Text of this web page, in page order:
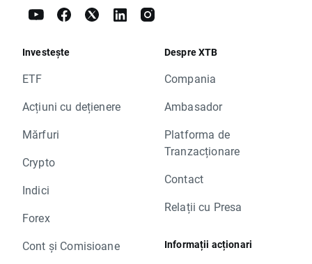
Investește
ETF
Acțiuni cu dețienere
Mărfuri
Crypto
Indici
Forex
Cont și Comisioane
Despre XTB
Compania
Ambasador
Platforma de
Tranzacționare
Contact
Relații cu Presa
Informații acționari